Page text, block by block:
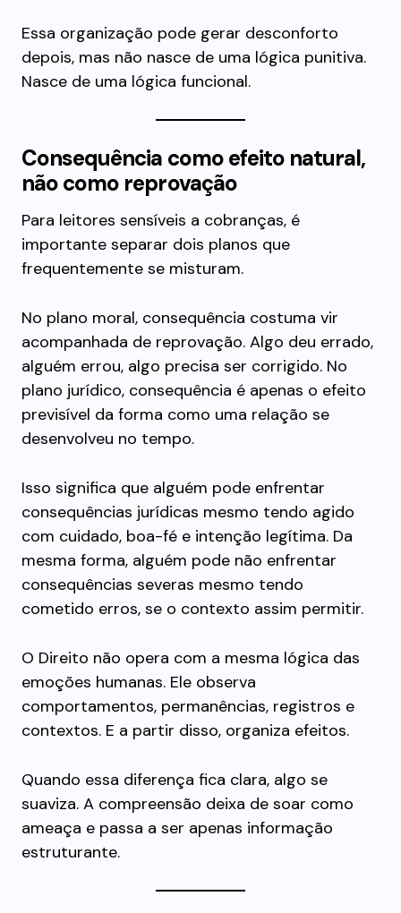
Essa organização pode gerar desconforto
depois, mas não nasce de uma lógica punitiva.
Nasce de uma lógica funcional.
Consequência como efeito natural,
não como reprovação
Para leitores sensíveis a cobranças, é
importante separar dois planos que
frequentemente se misturam.
No plano moral, consequência costuma vir
acompanhada de reprovação. Algo deu errado,
alguém errou, algo precisa ser corrigido. No
plano jurídico, consequência é apenas o efeito
previsível da forma como uma relação se
desenvolveu no tempo.
Isso significa que alguém pode enfrentar
consequências jurídicas mesmo tendo agido
com cuidado, boa-fé e intenção legítima. Da
mesma forma, alguém pode não enfrentar
consequências severas mesmo tendo
cometido erros, se o contexto assim permitir.
O Direito não opera com a mesma lógica das
emoções humanas. Ele observa
comportamentos, permanências, registros e
contextos. E a partir disso, organiza efeitos.
Quando essa diferença fica clara, algo se
suaviza. A compreensão deixa de soar como
ameaça e passa a ser apenas informação
estruturante.